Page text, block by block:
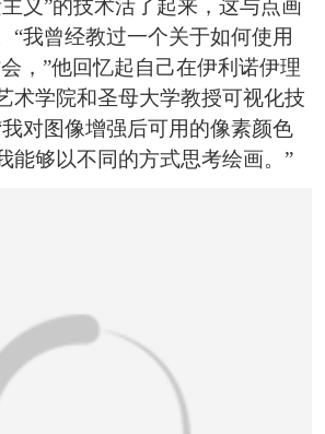
义”的技术活了起来，这与点画
“我曾经教过一个关于如何使用
，”他回忆起自己在伊利诺伊理
术学院和圣母大学教授可视化技
对图像增强后可用的像素颜色
能够以不同的方式思考绘画。”